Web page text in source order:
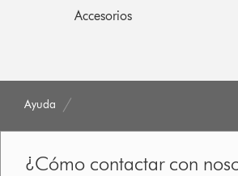
Accesorios
Ayuda
¿Cómo contactar con